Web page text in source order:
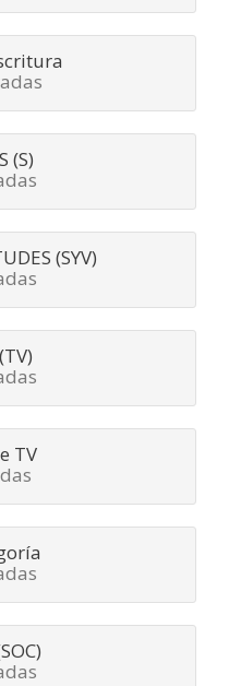
(S)
(SYV)
TV